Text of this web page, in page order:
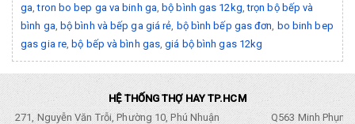
ga,tron bo bep ga va binh ga, bộ bình gas 12kg,trọn bộ bếp và
bình ga, bộ bình và bếp ga giá rẻ, bộ bình bếp gas đơn, bo binh bep
gas gia re, bộ bếp và bình gas,giá bộ bình gas 12kg
HỆ THỐNG THỢ HAY TP.HCM
271, Nguyễn Văn Trỗi, Phường 10, Phú Nhuận
Q563 Minh